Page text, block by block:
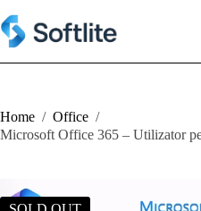
to
content
Home / Office /
Microsoft Office 365 – Utilizator